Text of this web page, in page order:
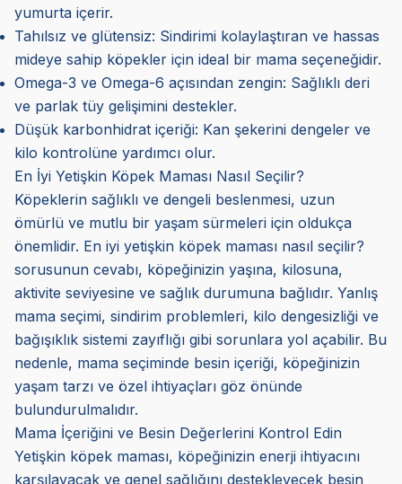
yumurta içerir.
Tahılsız ve glütensiz: Sindirimi kolaylaştıran ve hassas
mideye sahip köpekler için ideal bir mama seçeneğidir.
Omega-3 ve Omega-6 açısından zengin: Sağlıklı deri
ve parlak tüy gelişimini destekler.
Düşük karbonhidrat içeriği: Kan şekerini dengeler ve
kilo kontrolüne yardımcı olur.
En İyi Yetişkin Köpek Maması Nasıl Seçilir?
Köpeklerin sağlıklı ve dengeli beslenmesi, uzun
ömürlü ve mutlu bir yaşam sürmeleri için oldukça
önemlidir. En iyi yetişkin köpek maması nasıl seçilir?
sorusunun cevabı, köpeğinizin yaşına, kilosuna,
aktivite seviyesine ve sağlık durumuna bağlıdır. Yanlış
mama seçimi, sindirim problemleri, kilo dengesizliği ve
bağışıklık sistemi zayıflığı gibi sorunlara yol açabilir. Bu
nedenle, mama seçiminde besin içeriği, köpeğinizin
yaşam tarzı ve özel ihtiyaçları göz önünde
bulundurulmalıdır.
Mama İçeriğini ve Besin Değerlerini Kontrol Edin
Yetişkin köpek maması, köpeğinizin enerji ihtiyacını
karşılayacak ve genel sağlığını destekleyecek besin